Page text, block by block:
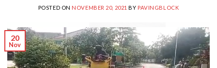
POSTED ON NOVEMBER 20, 2021 BY PAVINGBLOCK
20
Nov